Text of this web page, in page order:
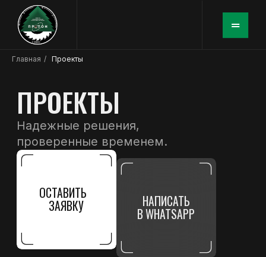
Главная / Проекты
ПРОЕКТЫ
проверенные временем.
ОСТАВИТЬ
ЗАЯВКУ НАПИСАТЬ
В WHATSAPP